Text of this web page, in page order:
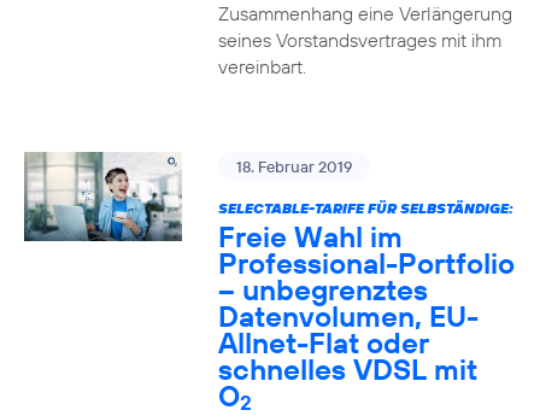
Zusammenhang eine Verlängerung
seines Vorstandsvertrages mit ihm
vereinbart.
18. Februar 2019
SELECTABLE-TARIFE FÜR SELBSTÄNDIGE:
Freie Wahl im
Professional-Portfolio
– unbegrenztes
Datenvolumen, EU-
Allnet-Flat oder
schnelles VDSL mit
O2